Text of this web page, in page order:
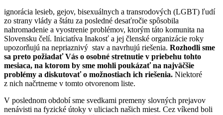
ignorácia lesieb, gejov, bisexuálnych a transrodových (LGBT) ľudí
zo strany vlády a štátu za posledné desaťročie spôsobila
nahromadenie a vyostrenie problémov, ktorým táto komunita na
Slovensku čelí. Iniciatíva Inakosť a jej členské organizácie roky
upozorňujú na nepriaznivý stav a navrhujú riešenia. Rozhodli sme
sa preto požiadať Vás o osobné stretnutie v priebehu tohto
mesiaca, na ktorom by sme mohli poukázať na najväčšie
problémy a diskutovať o možnostiach ich riešenia. Niektoré
z nich načrtneme v tomto otvorenom liste.
V poslednom období sme svedkami premeny slovných prejavov
nenávisti na fyzické útoky v uliciach našich miest. Cez víkend boli